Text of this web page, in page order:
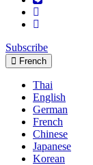
Subscribe
French
Thai
English
German
French
Chinese
Japanese
Korean